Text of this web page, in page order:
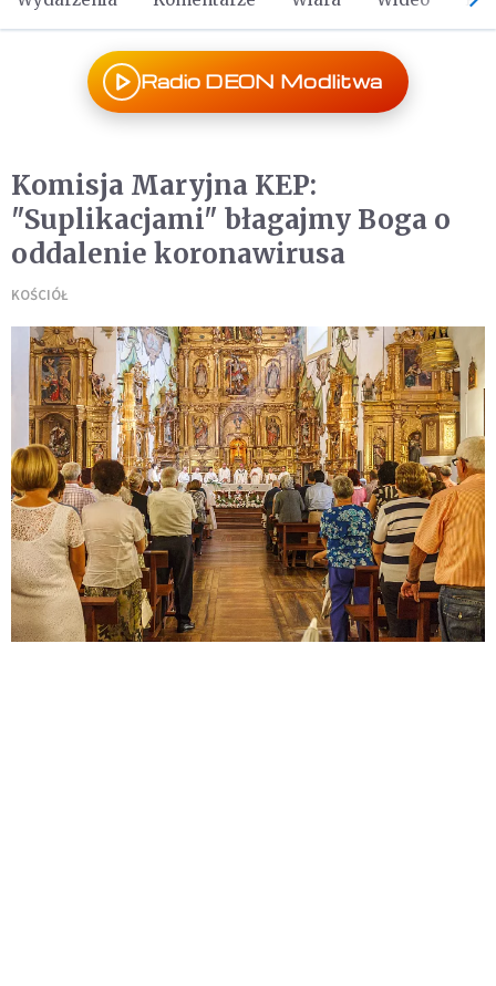
Radio DEON Modlitwa
Komisja Maryjna KEP:
"Suplikacjami" błagajmy Boga o
oddalenie koronawirusa
KOŚCIÓŁ